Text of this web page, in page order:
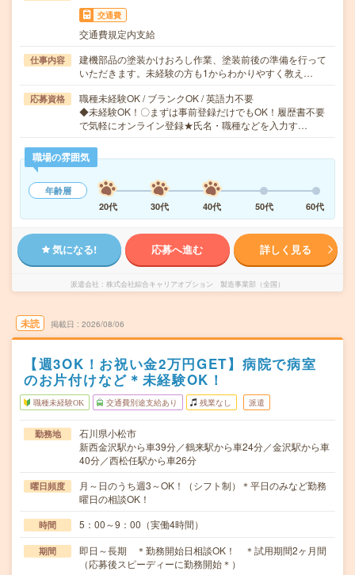
交通費
交通費規定内支給
仕事内容
建機部品の塗装かけおろし作業、塗装前後の準備を行って
いただきます。未経験の方も1からわかりやすく教え…
応募資格
職種未経験OK / ブランクOK / 英語力不要
◆未経験OK！〇まずは事前登録だけでもOK！履歴書不要
で気軽にオンライン登録★氏名・職種などを入力す…
職場の雰囲気
年齢層
20代
30代 40代 50代 60代
気になる! 応募へ進む 詳しく見る
派遣会社 株式会社綜合キャリアオプション 製造事業部（全国）
未読 掲載日 2026/08/06
【週3OK！お祝い金2万円GET】病院で病室
のお片付けなど＊未経験OK！
職種未経験OK 交通費別途支給あり 残業なし 派遣
勤務地
石川県小松市
新西金沢駅から車39分／鶴来駅から車24分／金沢駅から車
40分／西松任駅から車26分
曜日頻度
月～日のうち週3～OK！（シフト制）＊平日のみなど勤務
曜日の相談OK！
時間 5：00～9：00（実働4時間）
期間
即日～長期 ＊勤務開始日相談OK！ ＊試用期間2ヶ月間
（応募後スピーディーに勤務開始＊）